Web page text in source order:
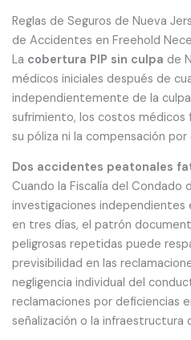
Reglas de Seguros de Nueva
de Accidentes en Freehold
La cobertura PIP sin culpa de
médicos iniciales después de
independientemente de la
sufrimiento, los costos médicos
su póliza ni la compensación
Dos accidentes peatonales
Cuando la Fiscalía del Condado
investigaciones independientes
en tres días, el patrón
peligrosas repetidas puede
previsibilidad en las
negligencia individual del
reclamaciones por deficiencias
señalización o la infraestructura